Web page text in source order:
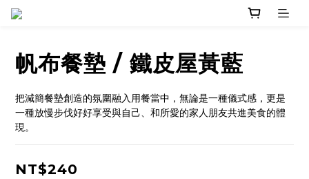
帆布餐墊 / 鐵皮屋黃藍
把減簡餐墊創造的氛圍融入用餐當中，無論是一種儀式感，更是
一種放慢步伐好好享受與自己、和所愛的家人朋友共進美食的體
現。
NT$240